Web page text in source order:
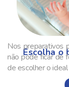
Escolha o
Nos preparativos
não pode ficar de
de escolher o ideal